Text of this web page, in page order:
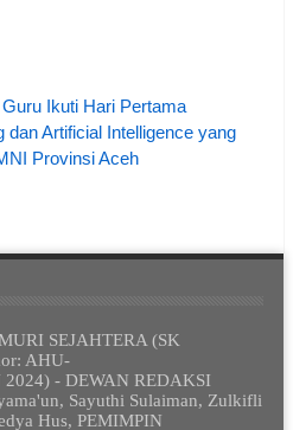
Ikuti Hari Pertama
dan Artificial Intelligence yang
Provinsi Aceh
SEJAHTERA (SK
AHU-
- DEWAN REDAKSI
Sayuthi Sulaiman, Zulkifli
Hus, PEMIMPIN